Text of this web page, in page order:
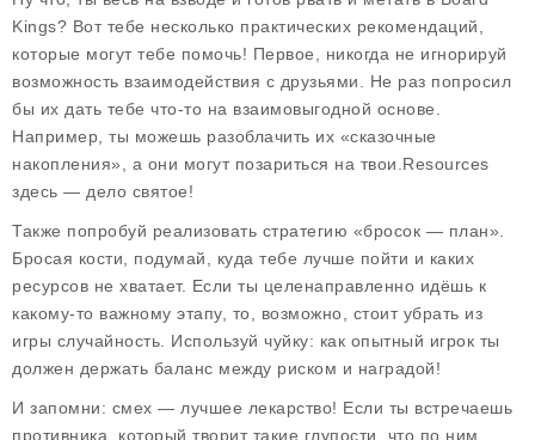
Kings? Вот тебе несколько практических рекомендаций
которые могут тебе помочь! Первое, никогда не игнорируй
возможность взаимодействия с друзьями. Не раз попросил
бы их дать тебе что-то на взаимовыгодной основе.
Например, ты можешь разоблачить их «сказочные
накопления», а они могут позариться на твои.Resources
здесь — дело святое!
Также попробуй реализовать стратегию «бросок — план».
Бросая кости, подумай, куда тебе лучше пойти и каких
ресурсов не хватает. Если ты целенаправленно идёшь к
какому-то важному этапу, то, возможно, стоит убрать из
игры случайность. Используй чуйку: как опытный игрок ты
должен держать баланс между риском и наградой!
И запомни: смех — лучшее лекарство! Если ты встречаешь
противника, который творит такие глупости, что по ним